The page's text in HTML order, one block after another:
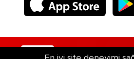
RSS Copyright ©